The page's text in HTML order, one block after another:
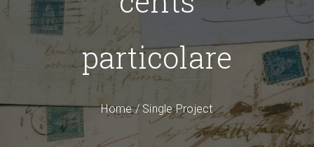
particolare
Home/Single Project